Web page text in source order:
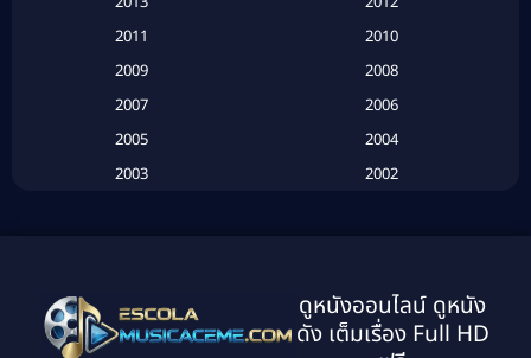
(134)
Classic หนังคลาสสิก(21)
2011
2010
2009
2008
2007
2006
2005
2004
2003
2002
1995
1994
1993
1992
ดูหนังออนไลน์ ดูหนัง
ดัง เต็มเรื่อง Full HD